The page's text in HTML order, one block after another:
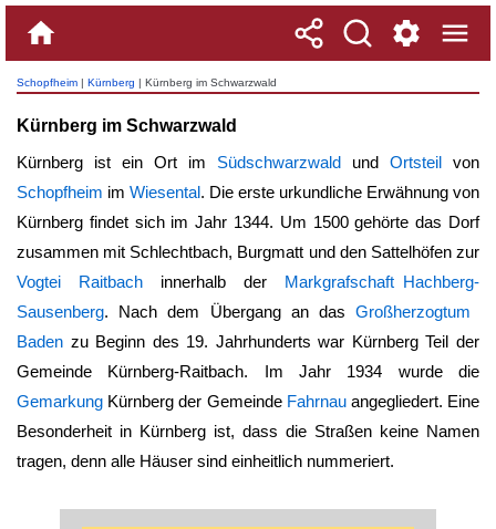
Schopfheim | Kürnberg | Kürnberg im Schwarzwald
Kürnberg im Schwarzwald
Kürnberg ist ein Ort im Südschwarzwald und Ortsteil von
Schopfheim im Wiesental. Die erste urkundliche Erwähnung von
Kürnberg findet sich im Jahr 1344. Um 1500 gehörte das Dorf
zusammen mit Schlechtbach, Burgmatt und den Sattelhöfen zur
Vogtei
Raitbach innerhalb der Markgrafschaft Hachberg-
Sausenberg. Nach dem Übergang an das Großherzogtum
Baden zu Beginn des 19. Jahrhunderts war Kürnberg Teil der
Gemeinde Kürnberg-Raitbach. Im Jahr 1934 wurde die
Gemarkung Kürnberg der Gemeinde Fahrnauangegliedert. Eine
Besonderheit in Kürnberg ist, dass die Straßen keine Namen
tragen, denn alle Häuser sind einheitlich nummeriert.